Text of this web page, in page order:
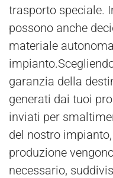
trasporto speciale.
possono anche
materiale
garanzia della
generati dai tuoi
inviati per
del nostro
produzione
necessario,